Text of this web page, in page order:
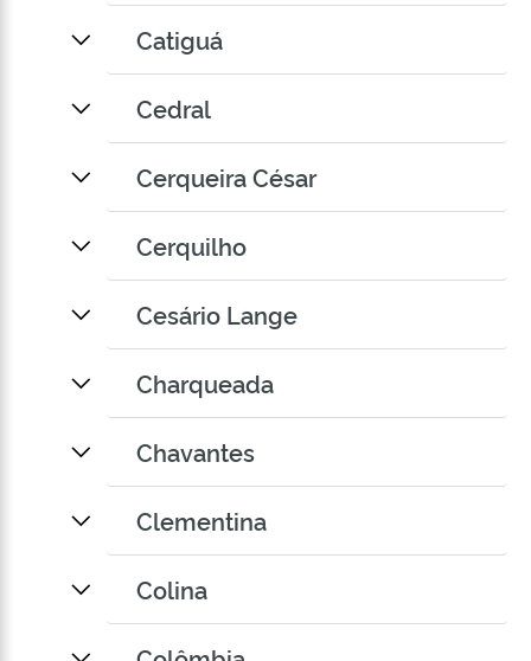
Catiguá
Cedral
Cerqueira César
Cerquilho
Cesário Lange
Charqueada
Chavantes
Clementina
Colina